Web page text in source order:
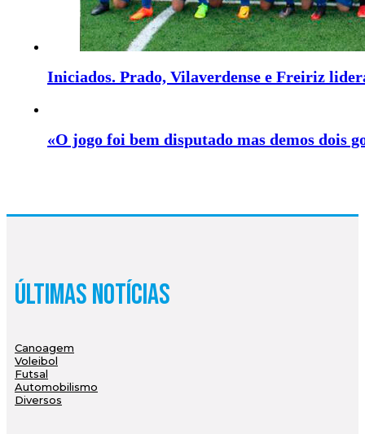
Iniciados. Prado, Vilaverdense e Freiriz
«O jogo foi bem disputado mas demos dois
Últimas Notícias
Canoagem
Voleibol
Futsal
Automobilismo
Diversos